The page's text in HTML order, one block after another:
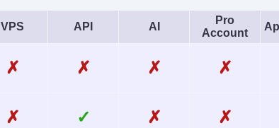
VPS API AI
Pro
Account
✗ ✗ ✗ ✗
✗ ✓ ✗ ✗